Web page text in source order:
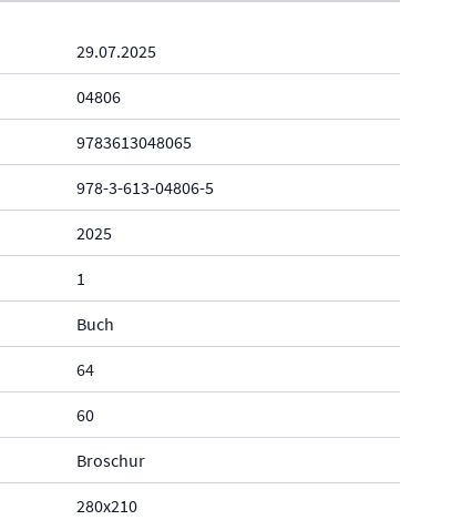
29.07.2025
04806
9783613048065
978-3-613-04806-5
2025
1
Buch
64
60
Broschur
280x210